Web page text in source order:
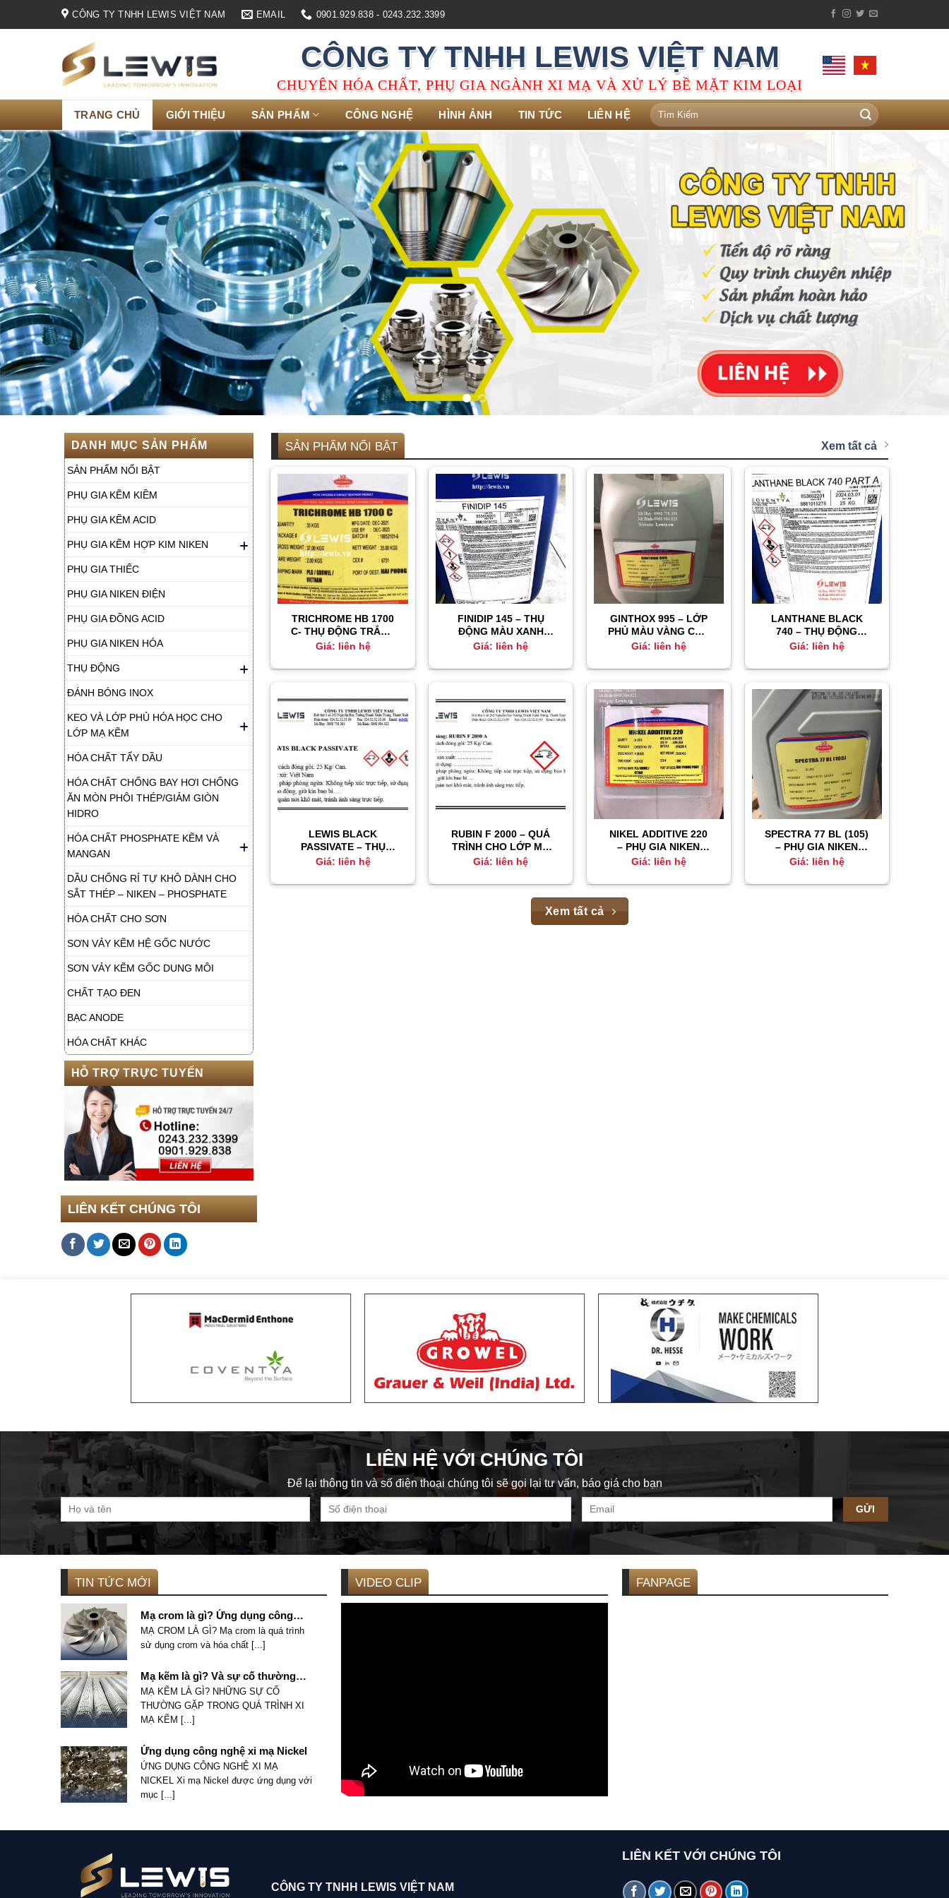
CÔNG TY TNHH LEWIS VIỆT NAM EMAIL 0901.929.838 - 0243.232.3399
CÔNG TY TNHH LEWIS VIỆT NAM
CHUYÊN HÓA CHẤT, PHỤ GIA NGÀNH XI MẠ VÀ XỬ LÝ BỀ MẶT KIM LOẠI
TRANG CHỦ GIỚI THIỆU SẢN PHẨM CÔNG NGHỆ HÌNH ẢNH TIN TỨC LIÊN HỆ
Tìm
kiếm:
DANH MỤC SẢN PHẨM
SẢN PHẨM NỔI BẬT
PHỤ GIA KẼM KIỀM
PHỤ GIA KẼM ACID
PHỤ GIA KẼM HỢP KIM NIKEN
PHỤ GIA THIẾC
PHỤ GIA NIKEN ĐIỆN
PHỤ GIA ĐỒNG ACID
PHỤ GIA NIKEN HÓA
THỤ ĐỘNG
ĐÁNH BÓNG INOX
KEO VÀ LỚP PHỦ HÓA HỌC CHO
LỚP MẠ KẼM
HÓA CHẤT TẨY DẦU
HÓA CHẤT CHỐNG BAY HƠI CHỐNG
ĂN MÒN PHÔI THÉP/GIẢM GIÒN
HIDRO
HÓA CHẤT PHOSPHATE KẼM VÀ
MANGAN
DẦU CHỐNG RỈ TỰ KHÔ DÀNH CHO
SẮT THÉP – NIKEN – PHOSPHATE
HÓA CHẤT CHO SƠN
SƠN VẢY KẼM HỆ GỐC NƯỚC
SƠN VẢY KẼM GỐC DUNG MÔI
CHẤT TẠO ĐEN
BẠC ANODE
HÓA CHẤT KHÁC
HỖ TRỢ TRỰC TUYẾN
LIÊN KẾT CHÚNG TÔI
SẢN PHẨM NỔI BẬT Xem tất cả
TRICHROME HB 1700
C- THỤ ĐỘNG TRẮNG
XANH
Giá: liên hệ
FINIDIP 145 – THỤ
ĐỘNG MÀU XANH
CHO MẠ KẼM
Giá: liên hệ
GINTHOX 995 – LỚP
PHỦ MÀU VÀNG CHO
LỚP MẠ KẼM
Giá: liên hệ
LANTHANE BLACK
740 – THỤ ĐỘNG
MÀU ĐEN
Giá: liên hệ
LEWIS BLACK
PASSIVATE – THỤ
ĐỘNG ĐEN
Giá: liên hệ
RUBIN F 2000 – QUÁ
TRÌNH CHO LỚP MẠ
SÁNG BÓNG
Giá: liên hệ
NIKEL ADDITIVE 220
– PHỤ GIA NIKEN
ĐIỆN
Giá: liên hệ
SPECTRA 77 BL (105)
– PHỤ GIA NIKEN
ĐIỆN
Giá: liên hệ
Xem tất cả
LIÊN HỆ VỚI CHÚNG TÔI
Để lại thông tin và số điện thoại chúng tôi sẽ gọi lại tư vấn, báo giá cho bạn
TIN TỨC MỚI
Mạ crom là gì? Ứng dụng công
nghệ của mạ crom trong công
nghiệp
MẠ CROM LÀ GÌ? Mạ crom là quá trình
sử dụng crom và hóa chất [...]
Mạ kẽm là gì? Và sự cố thường
gặp
MẠ KẼM LÀ GÌ? NHỮNG SỰ CỐ
THƯỜNG GẶP TRONG QUÁ TRÌNH XI
MẠ KẼM [...]
Ứng dụng công nghệ xi mạ Nickel
ỨNG DỤNG CÔNG NGHỆ XI MẠ
NICKEL Xi mạ Nickel được ứng dụng với
mục [...]
VIDEO CLIP FANPAGE
CÔNG TY TNHH LEWIS VIỆT NAM
LIÊN KẾT VỚI CHÚNG TÔI